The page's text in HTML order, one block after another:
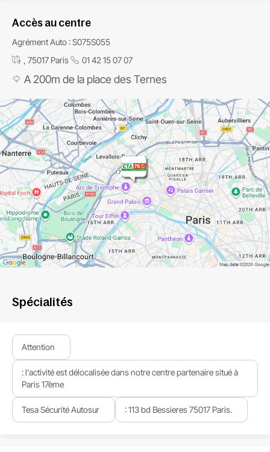
Accès au centre
Agrément Auto : S075S055
, 75017 Paris
01 42 15 07 07
A 200m de la place des Ternes
Spécialités
Attention
: l'activité est délocalisée dans notre centre partenaire situé à
Paris 17ème
Tesa Sécurité Autosur : 113 bd Bessieres 75017 Paris.